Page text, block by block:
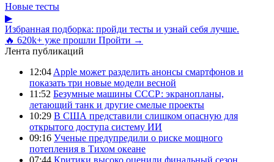
Новые тесты
▶
Избранная подборка: пройди тесты и узнай себя лучше.
🔥 620k+ уже прошли Пройти →
Лента публикаций
12:04 Apple может разделить анонсы смартфонов и
показать три новые модели весной
11:52 Безумные машины СССР: экранопланы,
летающий танк и другие смелые проекты
10:29 В США представили слишком опасную для
открытого доступа систему ИИ
09:16 Ученые предупредили о риске мощного
потепления в Тихом океане
07:44 Критики высоко оценили финальный сезон